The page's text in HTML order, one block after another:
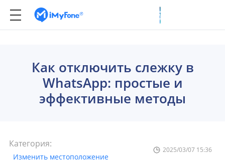
Как отключить слежку в
WhatsApp: простые и
эффективные методы
Категория:
Изменить местоположение
2025/03/07 15:36